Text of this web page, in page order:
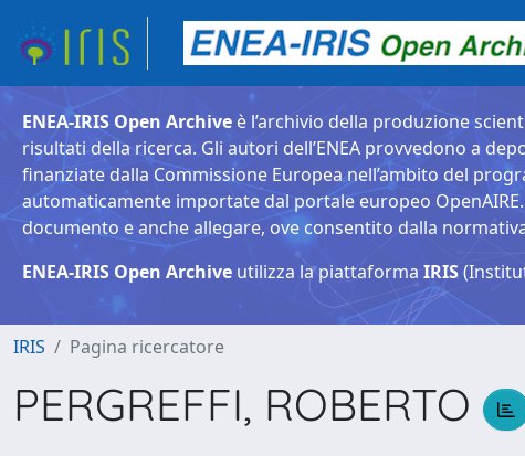
ENEA-IRIS Open Archive è l’archivio della produzione
risultati della ricerca. Gli autori dell’ENEA provvedono a
finanziate dalla Commissione Europea nell’ambito del
automaticamente importate dal portale europeo
documento e anche allegare, ove consentito dalla
ENEA-IRIS Open Archive utilizza la piattaforma IRIS
IRIS Pagina ricercatore
PERGREFFI, ROBERTO